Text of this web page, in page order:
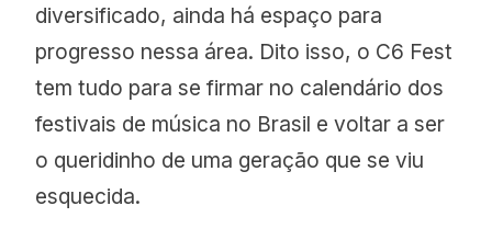
diversificado, ainda há espaço para
progresso nessa área. Dito isso, o C6 Fest
tem tudo para se firmar no calendário dos
festivais de música no Brasil e voltar a ser
o queridinho de uma geração que se viu
esquecida.